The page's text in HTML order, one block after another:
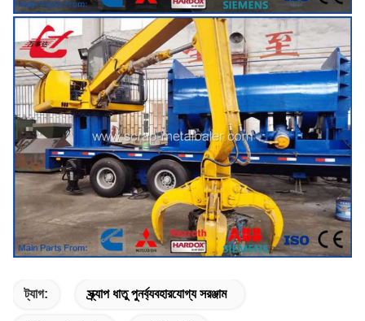
ট্যাগ: স্ক্র্যাপ ধাতু পুনর্ব্যবহারযোগ্য সরঞ্জাম